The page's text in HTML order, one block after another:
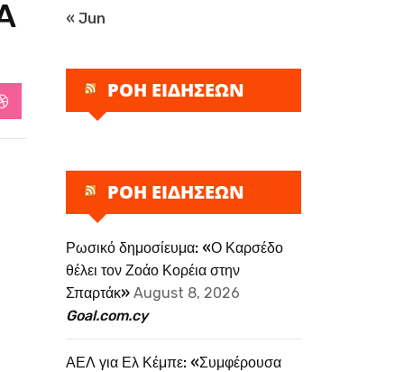
StumbleUpon
« Jun
ΡΟΗ ΕΙΔΗΣΕΩΝ
ΡΟΗ ΕΙΔΗΣΕΩΝ
Ρωσικό δημοσίευμα: «Ο Καρσέδο
θέλει τον Ζοάο Κορέια στην
Σπαρτάκ» August 8, 2026
Goal.com.cy
ΑΕΛ για Ελ Κέμπε: «Συμφέρουσα